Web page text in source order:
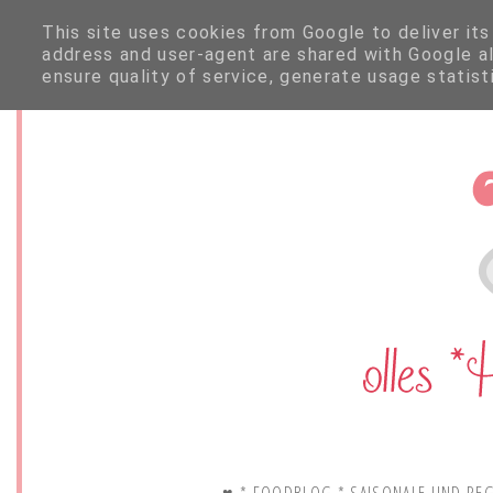
This site uses cookies from Google to deliver
address and user-agent are shared with
ensure quality of service, generate usage